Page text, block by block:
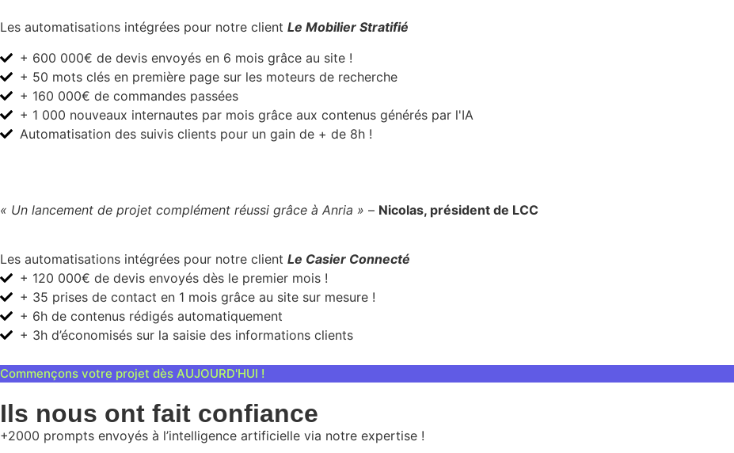
Les automatisations intégrées pour notre client Le Mobilier Stratifié
+ 600 000€ de devis envoyés en 6 mois grâce au site !
+ 50 mots clés en première page sur les moteurs de recherche
+ 160 000€ de commandes passées
+ 1 000 nouveaux internautes par mois grâce aux contenus générés par l'IA
Automatisation des suivis clients pour un gain de + de 8h !
« Un lancement de projet complément réussi grâce à Anria » – Nicolas, président de LCC
Les automatisations intégrées pour notre client Le Casier Connecté
+ 120 000€ de devis envoyés dès le premier mois !
+ 35 prises de contact en 1 mois grâce au site sur mesure !
+ 6h de contenus rédigés automatiquement
+ 3h d’économisés sur la saisie des informations clients
Commençons votre projet dès AUJOURD'HUI !
Ils nous ont fait confiance
+2000 prompts envoyés à l’intelligence artificielle via notre expertise !